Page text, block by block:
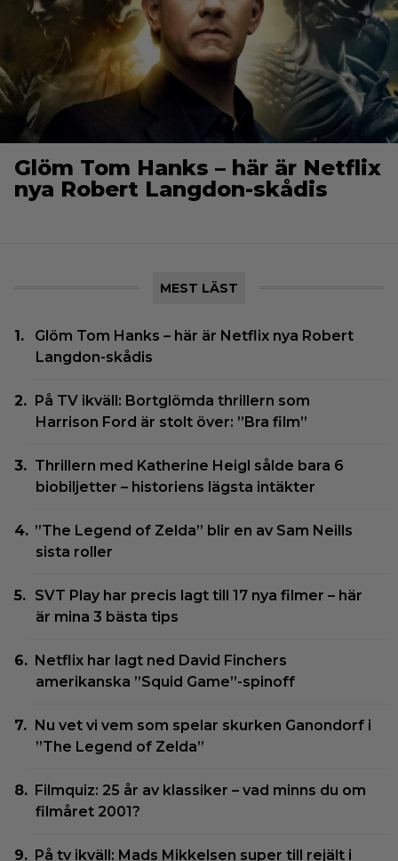
Glöm Tom Hanks – här är Netflix
nya Robert Langdon-skådis
MEST LÄST
Glöm Tom Hanks – här är Netflix nya Robert
Langdon-skådis
På TV ikväll: Bortglömda thrillern som
Harrison Ford är stolt över: ”Bra film”
Thrillern med Katherine Heigl sålde bara 6
biobiljetter – historiens lägsta intäkter
”The Legend of Zelda” blir en av Sam Neills
sista roller
SVT Play har precis lagt till 17 nya filmer – här
är mina 3 bästa tips
Netflix har lagt ned David Finchers
amerikanska ”Squid Game”-spinoff
Nu vet vi vem som spelar skurken Ganondorf i
”The Legend of Zelda”
Filmquiz: 25 år av klassiker – vad minns du om
filmåret 2001?
På tv ikväll: Mads Mikkelsen super till rejält i